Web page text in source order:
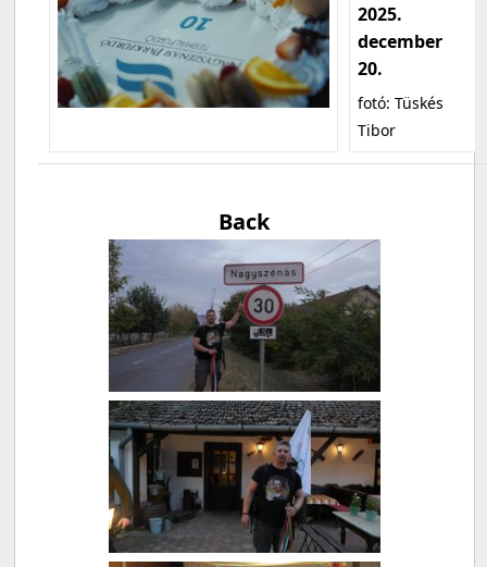
2025.
december
20.
fotó: Tüskés
Tibor
Back